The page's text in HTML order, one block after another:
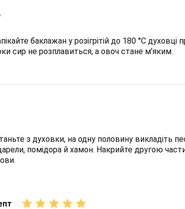
баклажан у розігрітій до 180 °C духовці
сир не розплавиться, а овоч стане м’яким.
з духовки, на одну половину викладіть
помідора й хамон. Накрийте другою